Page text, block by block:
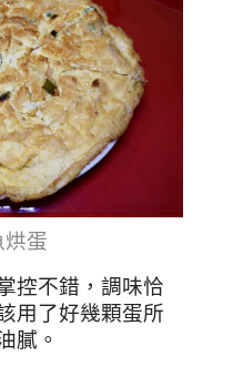
烘蛋
控不錯，調味恰
用了好幾顆蛋所
膩。